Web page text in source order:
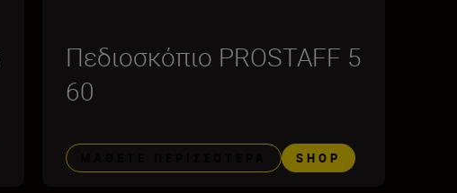
Πεδιοσκόπιο PROSTAFF 5
60
SHOP